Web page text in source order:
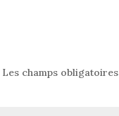
Les champs obligatoires